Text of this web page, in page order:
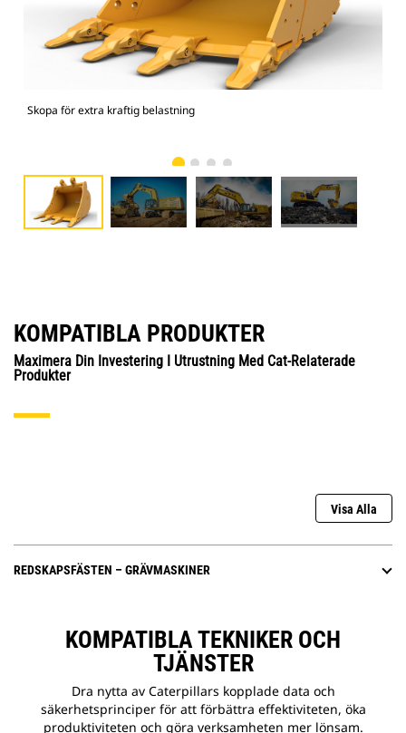
Skopa för extra kraftig belastning
KOMPATIBLA PRODUKTER
Maximera Din Investering I Utrustning Med Cat-Relaterade
Produkter
Visa Alla
REDSKAPSFÄSTEN – GRÄVMASKINER
KOMPATIBLA TEKNIKER OCH
TJÄNSTER
Dra nytta av Caterpillars kopplade data och
säkerhetsprinciper för att förbättra effektiviteten, öka
produktiviteten och göra verksamheten mer lönsam.